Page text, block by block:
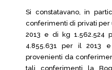
Si constatavano, in
conferimenti di privati per
2013 e di kg 1.562.524
4.855.631 per il 2013
provenienti da
tali conferimenti la